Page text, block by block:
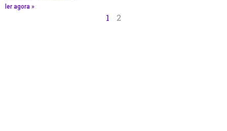
ler agora »
1 2